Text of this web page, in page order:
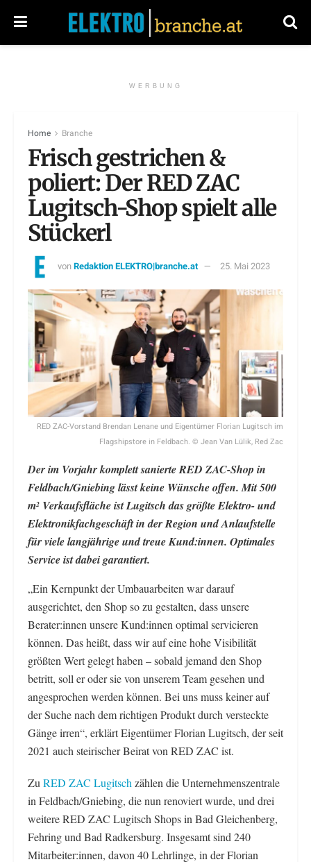
WERBUNG
Home Branche
Frisch gestrichen &
poliert: Der RED ZAC
Lugitsch-Shop spielt alle
Stückerl
vonRedaktion ELEKTRO|branche.at 25. Mai 2023
RED ZAC-Vorstand Brendan Lenane und Eigentümer Florian Lugitsch im
Flagshipstore in Feldbach. © Jean Van Lülik, Red Zac
Der im Vorjahr komplett sanierte RED ZAC-Shop in
Feldbach/Gniebing lässt keine Wünsche offen. Mit 500
m2 Verkaufsfläche ist Lugitsch das größte Elektro- und
Elektronikfachgeschäft in der Region und Anlaufstelle
für viele langjährige und treue Kund:innen. Optimales
Service ist dabei garantiert.
„Ein Kernpunkt der Umbauarbeiten war darauf
ausgerichtet, den Shop so zu gestalten, dass unsere
Berater:innen unsere Kund:innen optimal servicieren
können. Das heißt, dass wir auf eine hohe Visibilität
größten Wert gelegt haben – sobald jemand den Shop
betritt, soll er oder sie von unserem Team gesehen und
angesprochen werden können. Bei uns muss keiner auf
der Suche nach dem richtigen Produkt durch versteckte
Gänge irren“, erklärt Eigentümer Florian Lugitsch, der seit
2021 auch steirischer Beirat von RED ZAC ist.
Zu RED ZAC Lugitsch zählen die Unternehmenszentrale
in Feldbach/Gniebing, die nun renoviert wurde, und drei
weitere RED ZAC Lugitsch Shops in Bad Gleichenberg,
Fehring und Bad Radkersburg. Insgesamt sind 240
Mitarbeiter:innen, davon 40 Lehrlinge, in der Florian